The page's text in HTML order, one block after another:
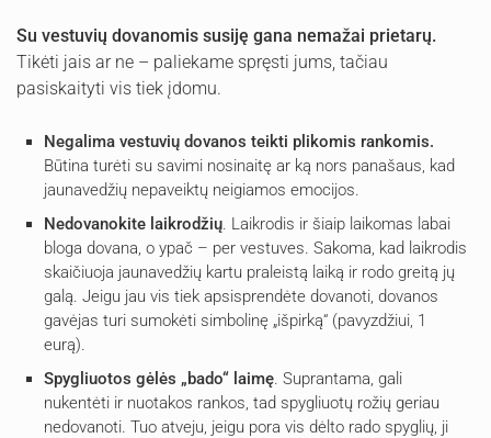
Su vestuvių dovanomis susiję gana nemažai prietarų.
Tikėti jais ar ne – paliekame spręsti jums, tačiau
pasiskaityti vis tiek įdomu.
Negalima vestuvių dovanos teikti plikomis rankomis.
Būtina turėti su savimi nosinaitę ar ką nors panašaus, kad
jaunavedžių nepaveiktų neigiamos emocijos.
Nedovanokite laikrodžių. Laikrodis ir šiaip laikomas labai
bloga dovana, o ypač – per vestuves. Sakoma, kad laikrodis
skaičiuoja jaunavedžių kartu praleistą laiką ir rodo greitą jų
galą. Jeigu jau vis tiek apsisprendėte dovanoti, dovanos
gavėjas turi sumokėti simbolinę „išpirką“ (pavyzdžiui, 1
eurą).
Spygliuotos gėlės „bado“ laimę. Suprantama, gali
nukentėti ir nuotakos rankos, tad spygliuotų rožių geriau
nedovanoti. Tuo atveju, jeigu pora vis dėlto rado spyglių, ji